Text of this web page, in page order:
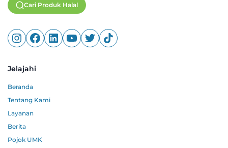
Cari Produk Halal
Jelajahi
Beranda
Tentang Kami
Layanan
Berita
Pojok UMK